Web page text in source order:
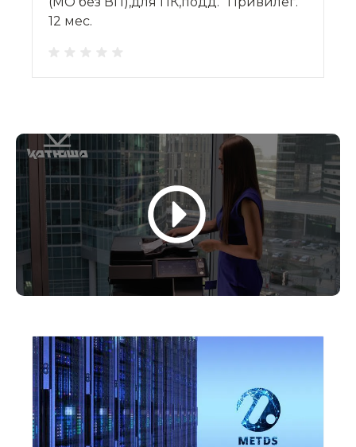
12 мес.